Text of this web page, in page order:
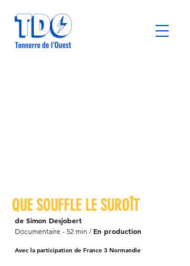
QUE SOUFFLE LE SUROÎT
de Simon Desjobert
Documentaire - 52 min / En production
Avec la participation de France 3 Normandie